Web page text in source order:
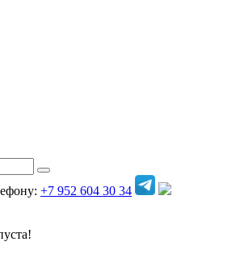
+7 952 604 30 34